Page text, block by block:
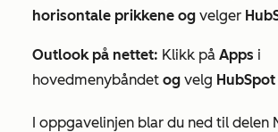
horisontale prikkene og velger
Outlook på nettet: Klikk på Apps i
hovedmenybåndet og velg HubSpot
I oppgavelinjen blar du ned til delen